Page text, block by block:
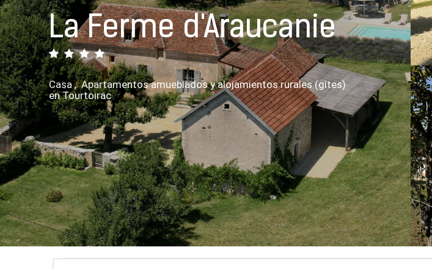
La Ferme d'Araucanie
Casa , Apartamentos amueblados y alojamientos rurales (gîtes)
en Tourtoirac